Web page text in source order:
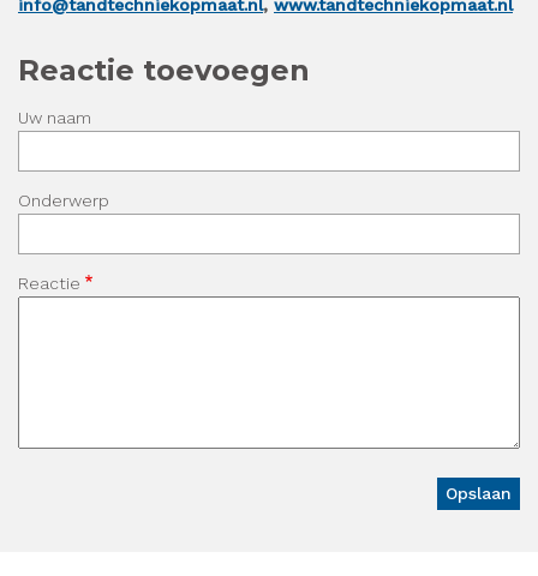
info@tandtechniekopmaat.nl, www.tandtechniekopmaat.nl
Reactie toevoegen
Uw naam
Onderwerp
Reactie